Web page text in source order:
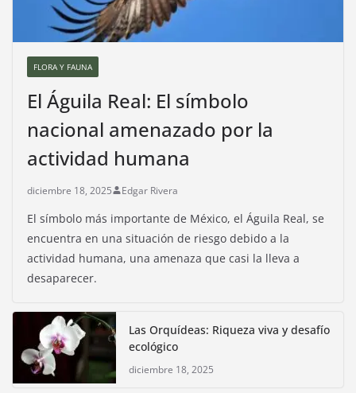
FLORA Y FAUNA
El Águila Real: El símbolo
nacional amenazado por la
actividad humana
diciembre 18, 2025 Edgar Rivera
El símbolo más importante de México, el Águila Real, se
encuentra en una situación de riesgo debido a la
actividad humana, una amenaza que casi la lleva a
desaparecer.
Las Orquídeas: Riqueza viva y desafío
ecológico
diciembre 18, 2025